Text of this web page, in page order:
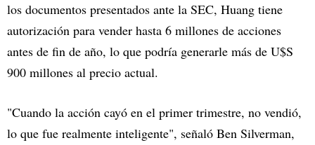
los documentos presentados ante la SEC, Huang tiene
autorización para vender hasta 6 millones de acciones
antes de fin de año, lo que podría generarle más de U$S
900 millones al precio actual.
"Cuando la acción cayó en el primer trimestre, no vendió,
lo que fue realmente inteligente", señaló Ben Silverman,